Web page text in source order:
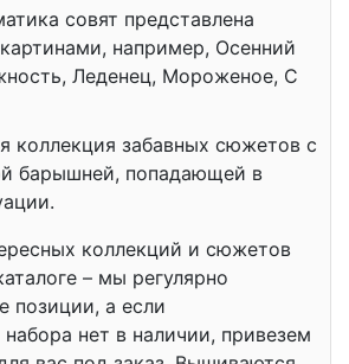
совят представлена
например, Осенний
Леденец, Мороженое, С
коллекция забавных сюжетов с
барышней, попадающей в
коллекций и сюжетов
– мы регулярно
позиции, а если
нет в наличии, привезем